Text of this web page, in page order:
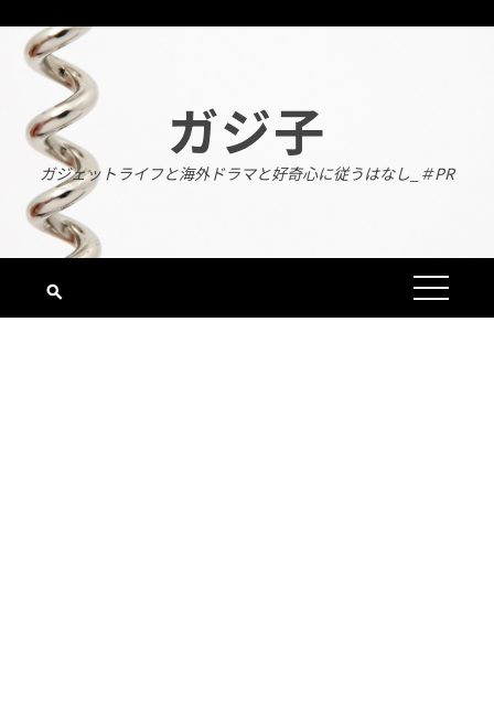
content
ガジ子
ガジェットライフと海外ドラマと好奇心に従うはなし_＃PR